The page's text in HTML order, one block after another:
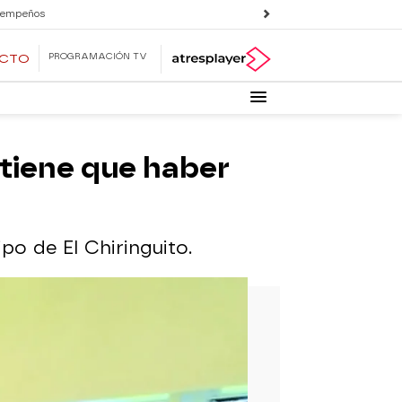
PROGRAMACIÓN TV
que haber
de El Chiringuito.